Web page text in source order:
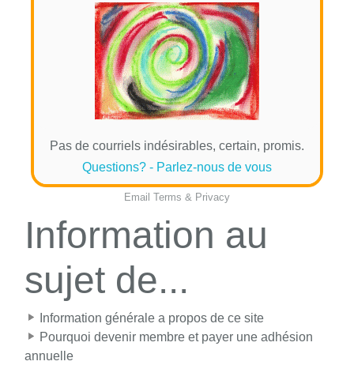
Pas de courriels indésirables, certain, promis.
Questions? - Parlez-nous de vous
Email Terms & Privacy
Information au
sujet de...
Information générale a propos de ce site
Pourquoi devenir membre et payer une adhésion
annuelle